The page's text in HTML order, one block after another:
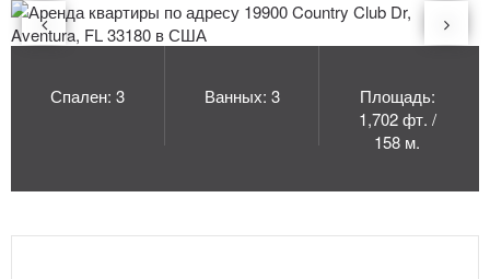
Спален: 3 Ванных: 3
Площадь:
1,702 фт. /
158 м.